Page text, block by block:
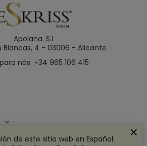
Apolana. S.L
Blancas, 4 - 03006 - Alicante
nós: +34 965 106 415
de este sitio web en Español.